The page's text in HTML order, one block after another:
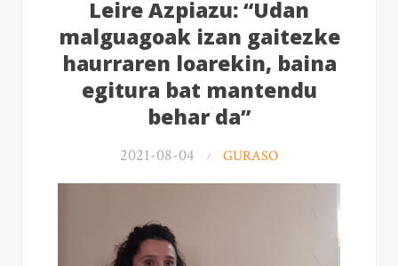
Leire Azpiazu: “Udan
malguagoak izan gaitezke
haurraren loarekin, baina
egitura bat mantendu
behar da”
2021-08-04 GURASO